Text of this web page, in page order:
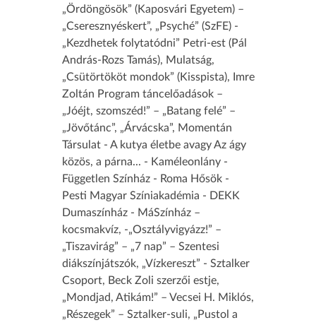
„Ördöngösök” (Kaposvári Egyetem) –
„Cseresznyéskert”, „Psyché” (SzFE) -
„Kezdhetek folytatódni” Petri-est (Pál
András-Rozs Tamás), Mulatság,
„Csütörtököt mondok” (Kisspista), Imre
Zoltán Program táncelőadások –
„Jóéjt, szomszéd!” – „Batang felé” –
„Jövőtánc”, „Árvácska”, Momentán
Társulat - A kutya életbe avagy Az ágy
közös, a párna... - Kaméleonlány -
Független Színház - Roma Hősök -
Pesti Magyar Színiakadémia - DEKK
Dumaszínház - MáSzínház –
kocsmakvíz, -„Osztályvigyázz!” –
„Tiszavirág” – „7 nap” – Szentesi
diákszínjátszók, „Vízkereszt” - Sztalker
Csoport, Beck Zoli szerzői estje,
„Mondjad, Atikám!” – Vecsei H. Miklós,
„Részegek” – Sztalker-suli, „Pustol a